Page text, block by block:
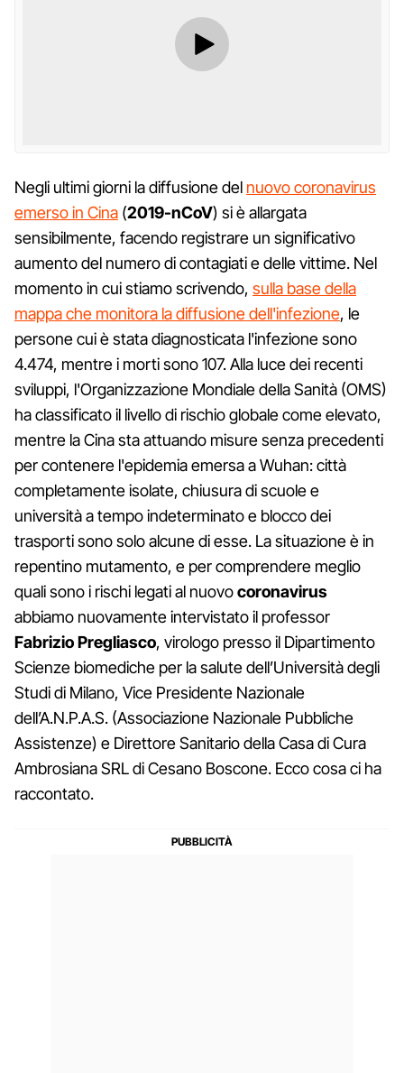
Negli ultimi giorni la diffusione del nuovo coronavirus
emerso in Cina (2019-nCoV) si è allargata
sensibilmente, facendo registrare un significativo
aumento del numero di contagiati e delle vittime. Nel
momento in cui stiamo scrivendo, sulla base della
mappa che monitora la diffusione dell'infezione, le
persone cui è stata diagnosticata l'infezione sono
4.474, mentre i morti sono 107. Alla luce dei recenti
sviluppi, l'Organizzazione Mondiale della Sanità (OMS)
ha classificato il livello di rischio globale come elevato,
mentre la Cina sta attuando misure senza precedenti
per contenere l'epidemia emersa a Wuhan: città
completamente isolate, chiusura di scuole e
università a tempo indeterminato e blocco dei
trasporti sono solo alcune di esse. La situazione è in
repentino mutamento, e per comprendere meglio
quali sono i rischi legati al nuovocoronavirus
abbiamo nuovamente intervistato il professor
Fabrizio Pregliasco, virologo presso il Dipartimento
Scienze biomediche per la salute dell’Università degli
Studi di Milano, Vice Presidente Nazionale
dell’A.N.P.A.S. (Associazione Nazionale Pubbliche
Assistenze) e Direttore Sanitario della Casa di Cura
Ambrosiana SRL di Cesano Boscone. Ecco cosa ci ha
raccontato.